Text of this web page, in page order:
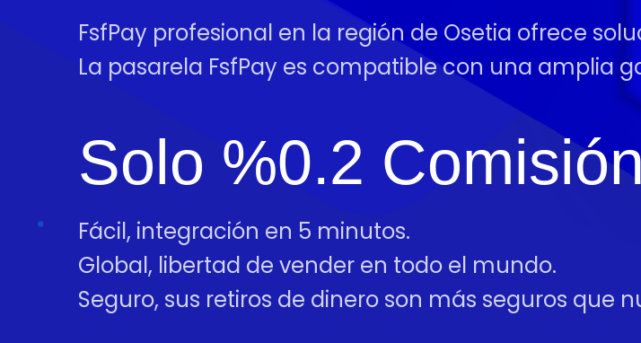
FsfPay profesional en la región de Osetia ofrece
La pasarela FsfPay es compatible con una amplia
Solo %0.2
Fácil, integración en 5 minutos.
Global, libertad de vender en todo el mundo.
Seguro, sus retiros de dinero son más seguros que